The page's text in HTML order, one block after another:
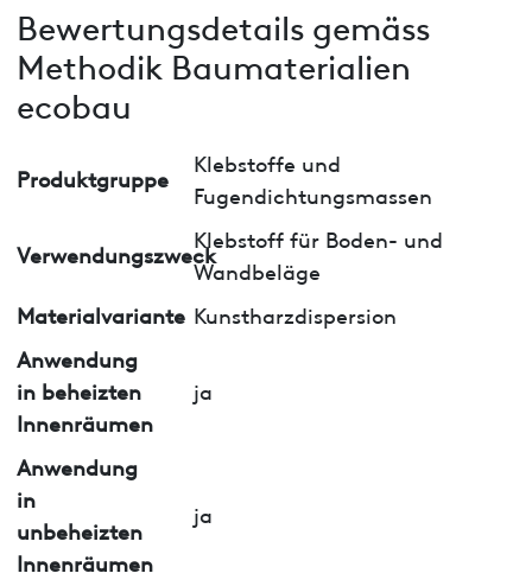
Bewertungsdetails gemäss
Methodik Baumaterialien
ecobau
Produktgruppe
Klebstoffe und
Fugendichtungsmassen
Verwendungszweck
Klebstoff für Boden- und
Wandbeläge
Materialvariante Kunstharzdispersion
Anwendung
in beheizten
Innenräumen
ja
Anwendung
in
unbeheizten
Innenräumen
ja